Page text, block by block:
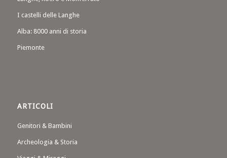
I castelli delle Langhe
Alba: 8000 anni di storia
Piemonte
ARTICOLI
Genitori & Bambini
Archeologia & Storia